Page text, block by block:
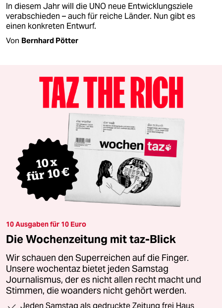
In diesem Jahr will die UNO neue Entwicklungsziele
verabschieden – auch für reiche Länder. Nun gibt es
einen konkreten Entwurf.
Von Bernhard Pötter
10 Ausgaben für 10 Euro
Die Wochenzeitung mit taz-Blick
Wir schauen den Superreichen auf die Finger.
Unsere wochentaz bietet jeden Samstag
Journalismus, der es nicht allen recht macht und
Stimmen, die woanders nicht gehört werden.
Jeden Samstag als gedruckte Zeitung frei Haus